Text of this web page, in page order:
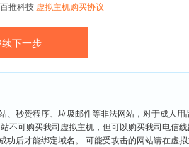
推科技 虚拟主机购买协议
秒赞程序、垃圾邮件等非法网站，对于成人
不可购买我司虚拟主机，但可以购买我司电信
功后才能绑定域名。 可能受攻击的网站请在虚